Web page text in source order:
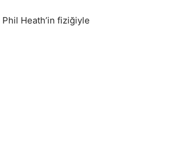
Phil Heath’in fiziğiyle